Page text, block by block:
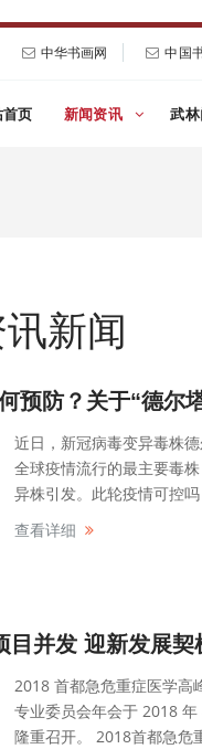
中华书画网 中国
首页 新闻资讯 武
新闻
预防？关于“德尔
近日，新冠病毒变异毒株
全球疫情流行的最主要毒
异株引发。此轮疫情可控
查看详细
目并发 迎新发展契
2018 首都急危重症医学高
专业委员会年会于 2018
隆重召开。 2018首都急危